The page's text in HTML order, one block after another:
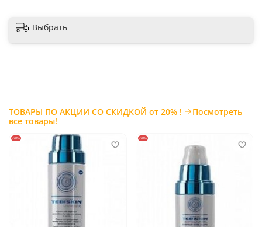
Выбрать
ТОВАРЫ ПО АКЦИИ СО СКИДКОЙ от 20% !
Посмотреть
все товары!
-20% -20%